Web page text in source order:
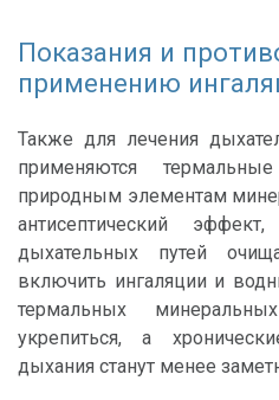
Показания и
применению
Также для лечения
применяются
природным элементам
антисептический
дыхательных путей
включить ингаляции и
термальных
укрепиться, а
дыхания станут менее